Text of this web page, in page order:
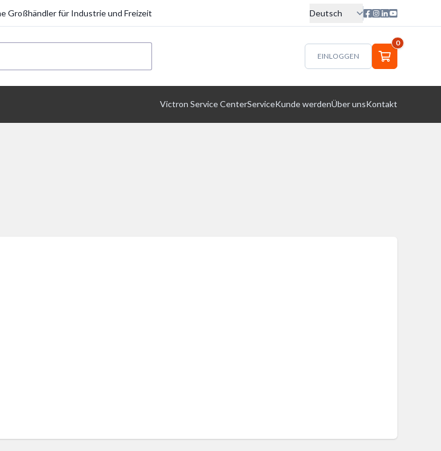
Großhändler für Industrie und Freizeit Deutsch
EINLOGGEN
0
Victron Service CenterServiceKunde werdenÜber unsKontakt